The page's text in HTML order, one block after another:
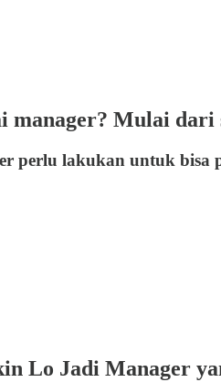
manager? Mulai dari
perlu lakukan untuk bisa
Lo Jadi Manager